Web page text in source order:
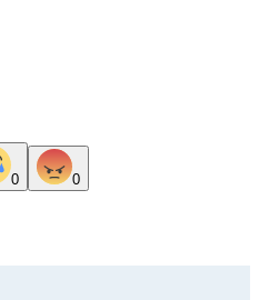
0 0